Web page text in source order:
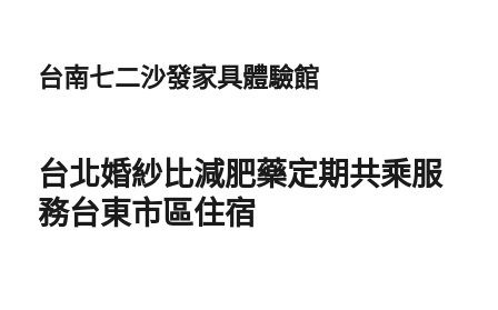
台南七二沙發家具體驗館
台北婚紗比減肥藥定期共乘服
務台東市區住宿